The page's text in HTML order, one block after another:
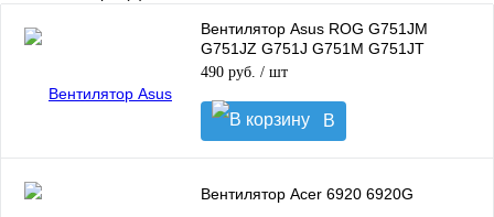
Вентилятор Asus ROG G751JM
G751JZ G751J G751M G751JT
G751JY G751J для CPU
490 руб. / шт
В
корзину
Вентилятор Acer 6920 6920G